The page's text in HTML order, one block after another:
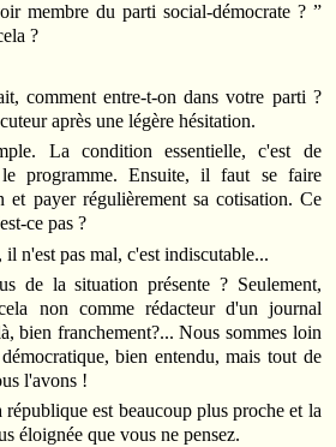
membre du parti social‑démocrate ? ”
?
comment entre‑t‑on dans votre parti ?
après une légère hésitation.
La condition essentielle, c'est de
le programme. Ensuite, il faut se faire
et payer régulièrement sa cotisation. Ce
pas ?
n'est pas mal, c'est indiscutable...
de la situation présente ? Seulement,
non comme rédacteur d'un journal
bien franchement?... Nous sommes loin
bien entendu, mais tout de
l'avons !
est beaucoup plus proche et la
éloignée que vous ne pensez.